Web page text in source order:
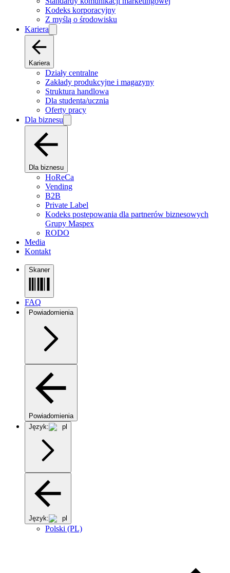
Kodeks korporacyjny
Z myślą o środowisku
Kariera
Kariera
Działy centralne
Zakłady produkcyjne i magazyny
Struktura handlowa
Dla studenta/ucznia
Oferty pracy
Dla biznesu
Dla biznesu
HoReCa
Vending
B2B
Private Label
Kodeks postępowania dla partnerów biznesowych
Grupy Maspex
RODO
Media
Kontakt
Skaner
FAQ
Powiadomienia
Powiadomienia
Język:
pl
Język: pl
Polski (PL)